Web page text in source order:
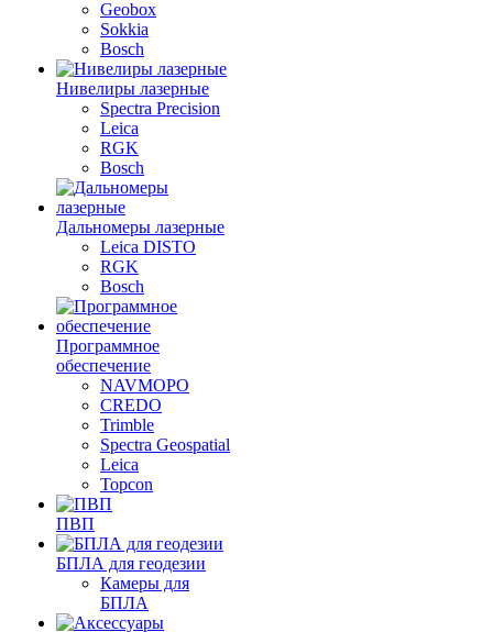
Geobox
Sokkia
Bosch
Нивелиры лазерные
Spectra Precision
Leica
RGK
Bosch
Дальномеры лазерные
Leica DISTO
RGK
Bosch
Программное
обеспечение
NAVMOPO
CREDO
Trimble
Spectra Geospatial
Leica
Topcon
ПВП
БПЛА для геодезии
Камеры для
БПЛА